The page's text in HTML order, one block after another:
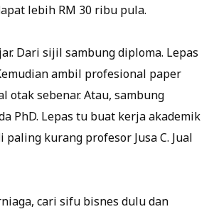
lebih RM 30 ribu pula.
Dari sijil sambung diploma. Lepas
ambil profesional paper
otak sebenar. Atau, sambung
PhD. Lepas tu buat kerja akademik
paling kurang profesor Jusa C. Jual
cari sifu bisnes dulu dan